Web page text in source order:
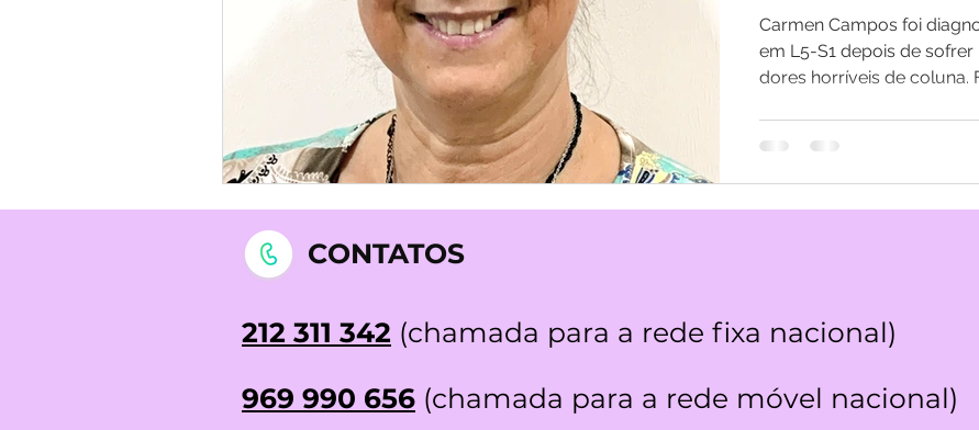
Carmen Campos foi
em L5-S1 depois de
dores horríveis de coluna.
CONTATOS
212 311 342 (chamada para a rede fixa nacional)
969 990 656 (chamada para a rede móvel nacional)